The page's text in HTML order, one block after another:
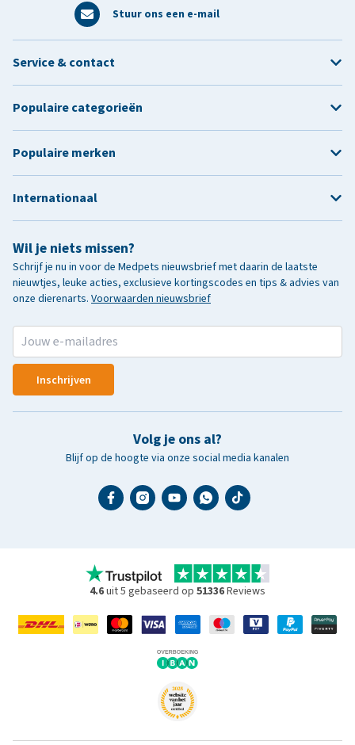
Stuur ons een e-mail
Wil je niets missen?
Schrijf je nu in voor de Medpets nieuwsbrief met daarin de laatste
nieuwtjes, leuke acties, exclusieve kortingscodes en tips & advies van
onze dierenarts. Voorwaarden nieuwsbrief
Inschrijven
Volg je ons al?
Blijf op de hoogte via onze social media kanalen
Service & contact
Populaire categorieën
Populaire merken
Internationaal
4.6uit 5 gebaseerd op 51336Reviews